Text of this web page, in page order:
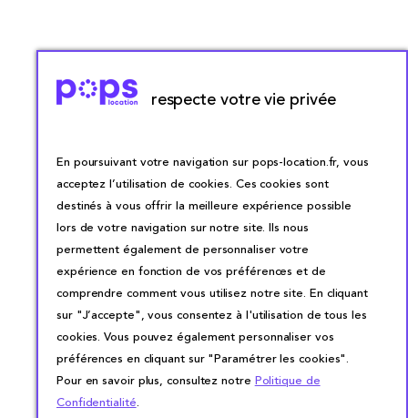
respecte votre vie privée
En poursuivant votre navigation sur pops-location.fr, vous
acceptez l’utilisation de cookies. Ces cookies sont
destinés à vous offrir la meilleure expérience possible
lors de votre navigation sur notre site. Ils nous
permettent également de personnaliser votre
expérience en fonction de vos préférences et de
comprendre comment vous utilisez notre site. En cliquant
sur "J’accepte", vous consentez à l'utilisation de tous les
cookies. Vous pouvez également personnaliser vos
préférences en cliquant sur "Paramétrer les cookies".
Pour en savoir plus, consultez notrePolitique de
Confidentialité.